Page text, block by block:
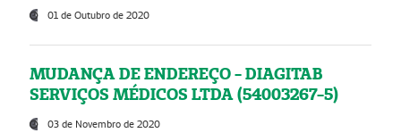
01 de Outubro de 2020
MUDANÇA DE ENDEREÇO - DIAGITAB
SERVIÇOS MÉDICOS LTDA (54003267-5)
03 de Novembro de 2020